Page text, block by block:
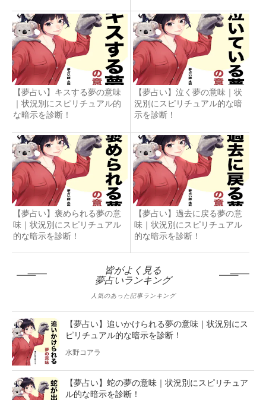
【夢占い】キスする夢の意味
｜状況別にスピリチュアル的
な暗示を診断！
【夢占い】泣く夢の意味｜状
況別にスピリチュアル的な暗
示を診断！
【夢占い】褒められる夢の意
味｜状況別にスピリチュアル
的な暗示を診断！
【夢占い】過去に戻る夢の意
味｜状況別にスピリチュアル
的な暗示を診断！
皆がよく見る
夢占いランキング
人気のあった記事ランキング
【夢占い】追いかけられる夢の意味｜状況別にス
ピリチュアル的な暗示を診断！
水野コアラ
【夢占い】蛇の夢の意味｜状況別にスピリチュア
ル的な暗示を診断！